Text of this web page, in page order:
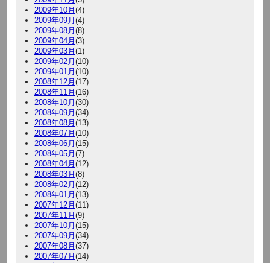
2009年10月(4)
2009年09月(4)
2009年08月(8)
2009年04月(3)
2009年03月(1)
2009年02月(10)
2009年01月(10)
2008年12月(17)
2008年11月(16)
2008年10月(30)
2008年09月(34)
2008年08月(13)
2008年07月(10)
2008年06月(15)
2008年05月(7)
2008年04月(12)
2008年03月(8)
2008年02月(12)
2008年01月(13)
2007年12月(11)
2007年11月(9)
2007年10月(15)
2007年09月(34)
2007年08月(37)
2007年07月(14)